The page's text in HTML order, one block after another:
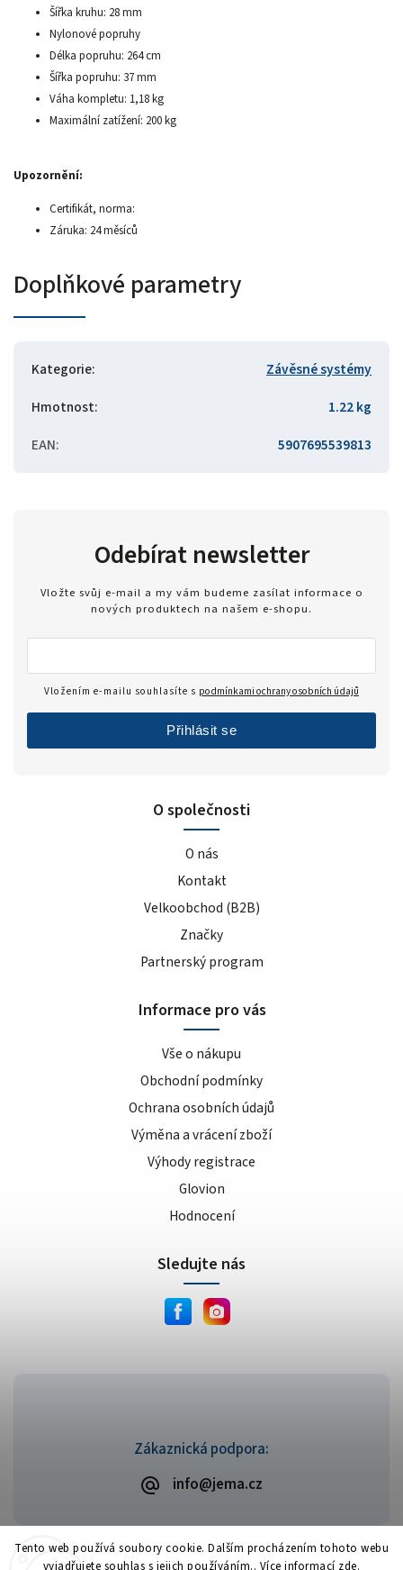
Tento web používá soubory cookie. Dalším procházením tohoto webu
vyjadřujete souhlas s jejich používáním.. Více informací zde.
Šířka kruhu: 28 mm
Nylonové popruhy
Délka popruhu: 264 cm
Šířka popruhu: 37 mm
Váha kompletu: 1,18 kg
Maximální zatížení: 200 kg
Upozornění:
Certifikát, norma:
Záruka: 24 měsíců
Doplňkové parametry
Kategorie:
Závěsné systémy
Hmotnost:
1.22 kg
EAN: 5907695539813
Zákaznická podpora:
info@jema.cz
O společnosti
O nás
Kontakt
Velkoobchod (B2B)
Značky
Partnerský program
Informace pro vás
Vše o nákupu
Obchodní podmínky
Ochrana osobních údajů
Výměna a vrácení zboží
Výhody registrace
Glovion
Hodnocení
Odebírat newsletter
Vložte svůj e-mail a my vám budeme zasílat informace o
nových produktech na našem e-shopu.
Vložením e-mailu souhlasíte s podmínkami ochrany osobních údajů
Přihlásit se
Sledujte nás